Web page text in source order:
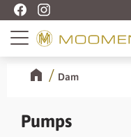
Meny
Dam
Pumps